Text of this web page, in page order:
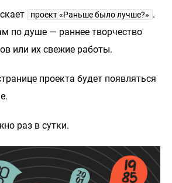
проект «Раньше было лучше?» .
по душе — раннее творчество
или их свежие работы.
проекта будет появляться
раз в сутки.